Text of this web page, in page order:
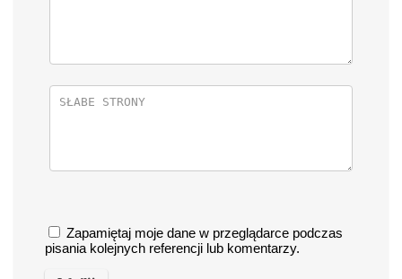
Zapamiętaj moje dane w przeglądarce podczas
pisania kolejnych referencji lub komentarzy.